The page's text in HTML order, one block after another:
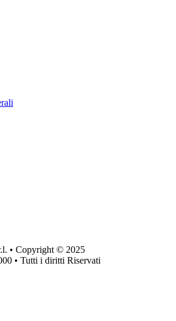
• Copyright © 2025
• Tutti i diritti Riservati